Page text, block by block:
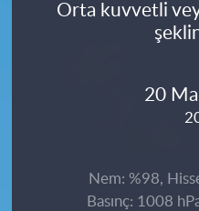
Orta kuvvetli
20
Nem: %98,
Basınç: 1008